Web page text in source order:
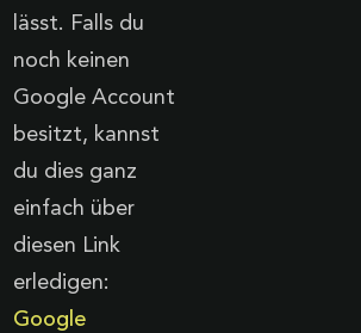
lässt. Falls du
noch keinen
Google Account
besitzt, kannst
du dies ganz
einfach über
diesen Link
erledigen:
Google